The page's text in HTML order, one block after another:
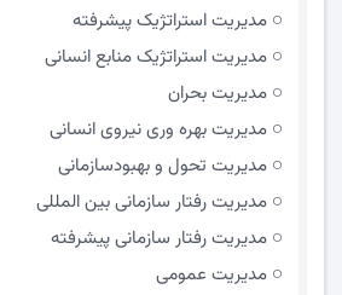
مدیریت استراتژیک پیشرفته
مدیریت استراتژیک منابع انسانی
مدیریت بحران
مدیریت بهره وری نیروی انسانی
مدیریت تحول و بهبود‌سازمانی
مدیریت رفتار سازمانی بین المللی
مدیریت رفتار سازمانی پیشرفته
مدیریت عمومی